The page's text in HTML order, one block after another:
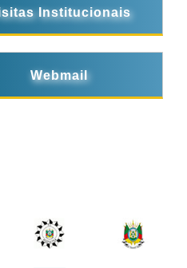
Institucionais
Webmail